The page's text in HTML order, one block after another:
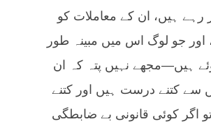
رہے ہیں، ان کے معاملات کو
اور جو لوگ اس میں مبینہ طور
ہیں—مجھے نہیں پتہ کہ ان
سے کتنے درست ہیں اور کتنے
اگر کوئی قانونی بے ضابطگی